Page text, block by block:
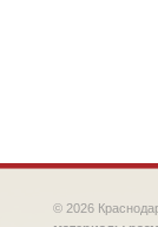
© 2026